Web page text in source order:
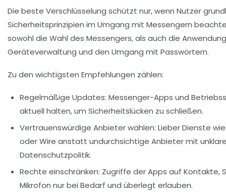
Die beste Verschlüsselung schützt nur, wenn Nutzer
Sicherheitsprinzipien im Umgang mit Messengern
sowohl die Wahl des Messengers, als auch die
Geräteverwaltung und den Umgang mit Passwörtern.
Zu den wichtigsten Empfehlungen zählen:
Regelmäßige Updates: Messenger-Apps und
aktuell halten, um Sicherheitslücken zu schließen.
Vertrauenswürdige Anbieter wählen: Lieber Dienste
oder Wire anstatt undurchsichtige Anbieter mit
Datenschutzpolitik.
Rechte einschränken: Zugriffe der Apps auf Kontakte,
Mikrofon nur bei Bedarf und überlegt erlauben.